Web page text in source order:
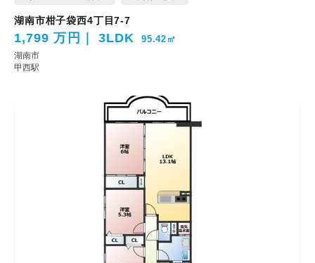
湖南市柑子袋西4丁目7-7
1,799 万円 3LDK 95.42㎡
湖南市
甲西駅